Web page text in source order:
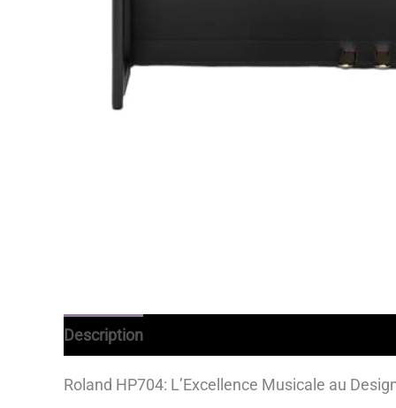
Description
Roland HP704: L’Excellence Musicale au